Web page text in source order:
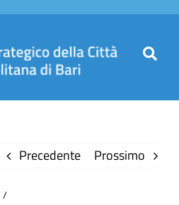
Precedente Prossimo